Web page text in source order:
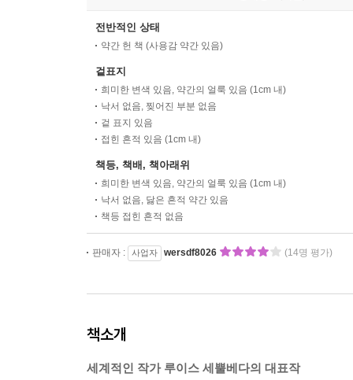
전반적인 상태
약간 헌 책 (사용감 약간 있음)
겉표지
희미한 변색 있음, 약간의 얼룩 있음 (1cm 내)
낙서 없음, 찢어진 부분 없음
겉 표지 있음
접힌 흔적 있음 (1cm 내)
책등, 책배, 책아래위
희미한 변색 있음, 약간의 얼룩 있음 (1cm 내)
낙서 없음, 닳은 흔적 약간 있음
책등 접힌 흔적 없음
판매자 : 사업자 wersdf8026 (14명 평가)
책소개
세계적인 작가 루이스 세뿔베다의 대표작